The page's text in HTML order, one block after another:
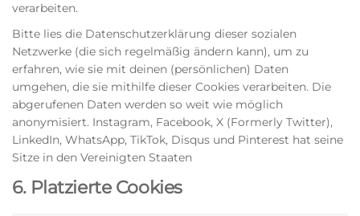
verarbeiten.
Bitte lies die Datenschutzerklärung dieser sozialen
Netzwerke (die sich regelmäßig ändern kann), um zu
erfahren, wie sie mit deinen (persönlichen) Daten
umgehen, die sie mithilfe dieser Cookies verarbeiten. Die
abgerufenen Daten werden so weit wie möglich
anonymisiert. Instagram, Facebook, X (Formerly Twitter),
LinkedIn, WhatsApp, TikTok, Disqus und Pinterest hat seine
Sitze in den Vereinigten Staaten
6. Platzierte Cookies